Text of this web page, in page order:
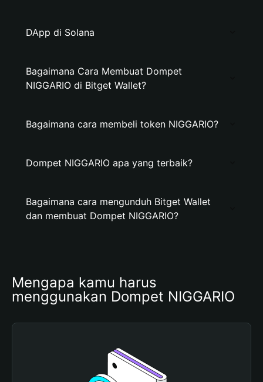
DApp di Solana
Bagaimana Cara Membuat Dompet
NIGGARIO di Bitget Wallet?
Bagaimana cara membeli token NIGGARIO?
Dompet NIGGARIO apa yang terbaik?
Bagaimana cara mengunduh Bitget Wallet
dan membuat Dompet NIGGARIO?
Mengapa kamu harus
menggunakan Dompet NIGGARIO